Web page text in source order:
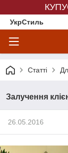
УкрСтиль
Статті
Залучення
26.05.2016